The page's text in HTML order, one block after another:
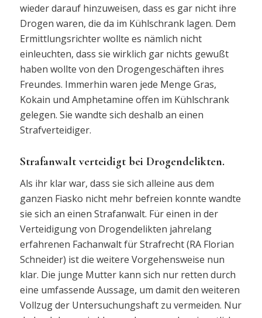
wieder darauf hinzuweisen, dass es gar nicht ihre
Drogen waren, die da im Kühlschrank lagen. Dem
Ermittlungsrichter wollte es nämlich nicht
einleuchten, dass sie wirklich gar nichts gewußt
haben wollte von den Drogengeschäften ihres
Freundes. Immerhin waren jede Menge Gras,
Kokain und Amphetamine offen im Kühlschrank
gelegen. Sie wandte sich deshalb an einen
Strafverteidiger.
Strafanwalt verteidigt bei Drogendelikten.
Als ihr klar war, dass sie sich alleine aus dem
ganzen Fiasko nicht mehr befreien konnte wandte
sie sich an einen Strafanwalt. Für einen in der
Verteidigung von Drogendelikten jahrelang
erfahrenen Fachanwalt für Strafrecht (RA Florian
Schneider) ist die weitere Vorgehensweise nun
klar. Die junge Mutter kann sich nur retten durch
eine umfassende Aussage, um damit den weiteren
Vollzug der Untersuchungshaft zu vermeiden. Nur